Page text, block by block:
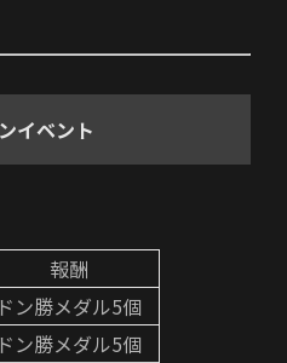
イベント
報酬
ドン勝メダル5個
ドン勝メダル5個